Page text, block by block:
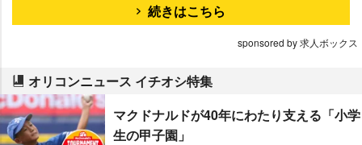
続きはこちら
sponsored by 求人ボックス
オリコンニュース イチオシ特集
マクドナルドが40年にわたり支える「小学
生の甲子園」